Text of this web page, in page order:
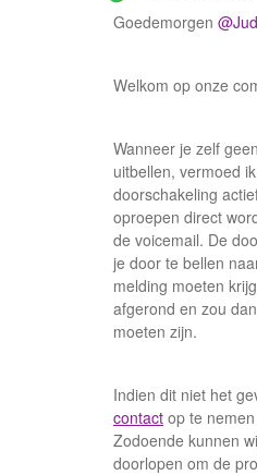
Goedemorgen
Welkom op onze
Wanneer je zelf
uitbellen, vermoed
doorschakeling
oproepen direct
de voicemail. De
je door te bellen
melding moeten
afgerond en zou
moeten zijn.
Indien dit niet het
contact op te
Zodoende kunnen
doorlopen om de